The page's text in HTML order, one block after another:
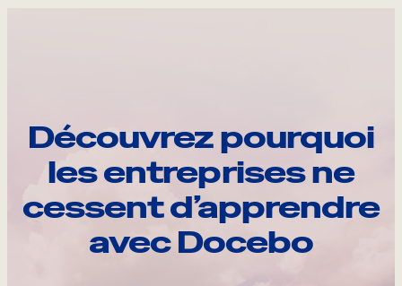
Découvrez pourquoi
les entreprises ne
cessent d’apprendre
avec Docebo